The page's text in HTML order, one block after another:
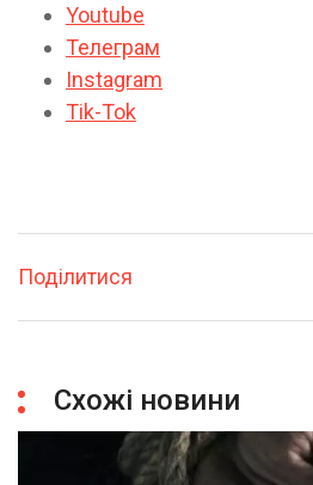
Youtube
Телеграм
Instagram
Tik-Tok
Поділитися
Схожі новини